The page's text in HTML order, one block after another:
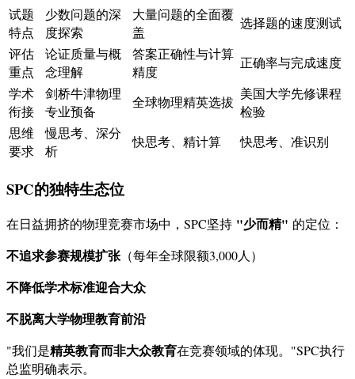
试题
特点
少数问题的深
度探索
大量问题的全面覆
盖
选择题的速度测试
评估
重点
论证质量与概
念理解
答案正确性与计算
精度
正确率与完成速度
学术
衔接
剑桥牛津物理
专业预备
全球物理精英选拔
美国大学先修课程
检验
思维
要求
慢思考、深分
析
快思考、精计算 快思考、准识别
SPC的独特生态位
在日益拥挤的物理竞赛市场中，SPC坚持 "少而精" 的定位：
不追求参赛规模扩张（每年全球限额3,000人）
不降低学术标准迎合大众
不脱离大学物理教育前沿
"我们是精英教育而非大众教育在竞赛领域的体现。"SPC执行
总监明确表示。